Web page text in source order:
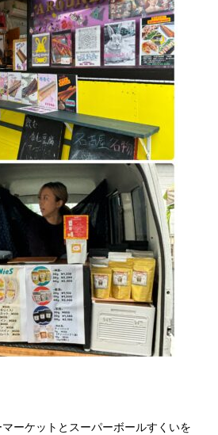
ーケットとスーパーボールすくいを